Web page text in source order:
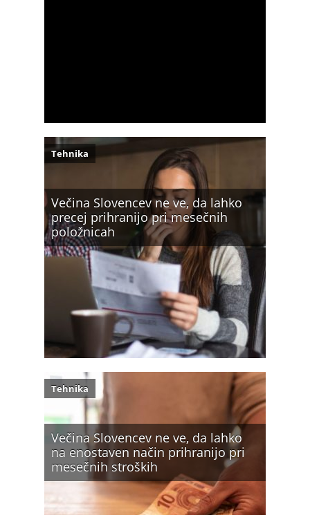
Večina Slovencev ne ve, da lahko
precej prihranijo pri mesečnih
položnicah
Tehnika
Večina Slovencev ne ve, da lahko
na enostaven način prihranijo pri
mesečnih stroških
Tehnika